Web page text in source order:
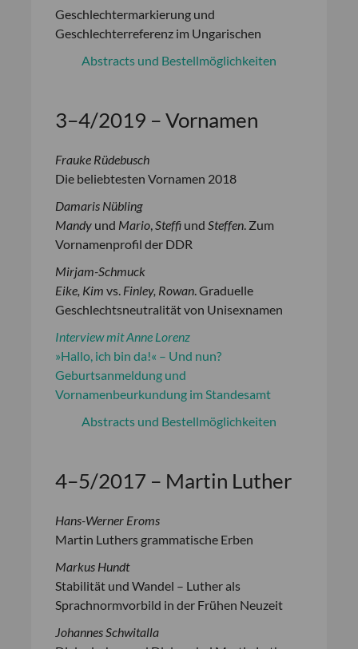
Geschlechtermarkierung und
Geschlechterreferenz im Ungarischen
Abstracts und Bestellmöglichkeiten
3–4/2019 – Vornamen
Frauke Rüdebusch
Die beliebtesten Vornamen 2018
Damaris Nübling
Mandy und Mario,Steffi und Steffen. Zum
Vornamenprofil der DDR
Mirjam-Schmuck
Eike, Kim vs. Finley, Rowan. Graduelle
Geschlechtsneutralität von Unisexnamen
Interview mit Anne Lorenz
»Hallo, ich bin da!« – Und nun?
Geburtsanmeldung und
Vornamenbeurkundung im Standesamt
Abstracts und Bestellmöglichkeiten
4–5/2017 – Martin Luther
Hans-Werner Eroms
Martin Luthers grammatische Erben
Markus Hundt
Stabilität und Wandel – Luther als
Sprachnormvorbild in der Frühen Neuzeit
Johannes Schwitalla